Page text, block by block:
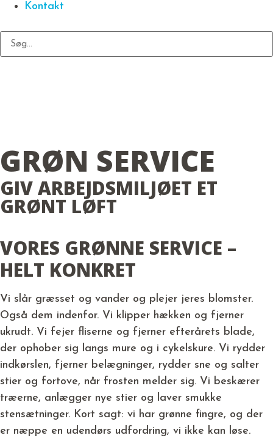
Kontakt
GRØN SERVICE
GIV ARBEJDSMILJØET ET
GRØNT LØFT
VORES GRØNNE SERVICE –
HELT KONKRET
Vi slår græsset og vander og plejer jeres blomster.
Også dem indenfor. Vi klipper hækken og fjerner
ukrudt. Vi fejer fliserne og fjerner efterårets blade,
der ophober sig langs mure og i cykelskure. Vi rydder
indkørslen, fjerner belægninger, rydder sne og salter
stier og fortove, når frosten melder sig. Vi beskærer
træerne, anlægger nye stier og laver smukke
stensætninger. Kort sagt: vi har grønne fingre, og der
er næppe en udendørs udfordring, vi ikke kan løse.